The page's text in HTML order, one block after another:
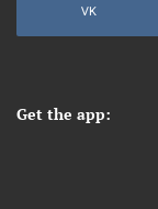
VK
Get the app: